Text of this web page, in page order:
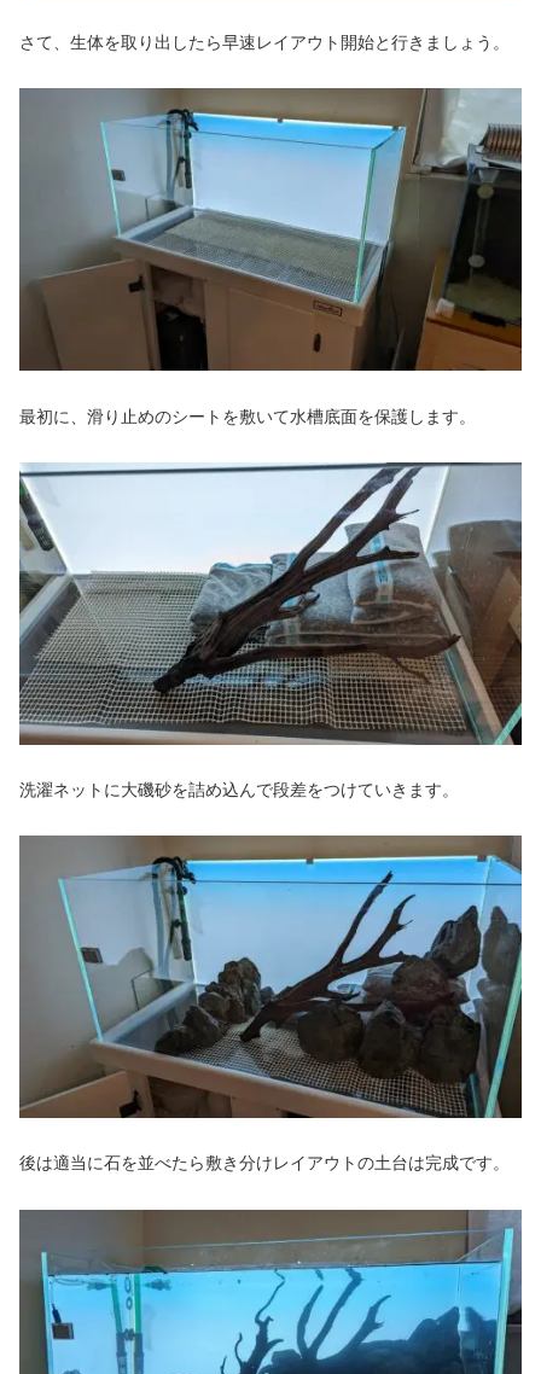
さて、生体を取り出したら早速レイアウト開始と行きましょう。
最初に、滑り止めのシートを敷いて水槽底面を保護します。
洗濯ネットに大磯砂を詰め込んで段差をつけていきます。
後は適当に石を並べたら敷き分けレイアウトの土台は完成です。